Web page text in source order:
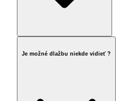
Je možné dlažbu niekde vidieť ?